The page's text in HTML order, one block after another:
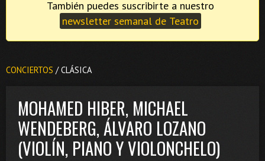
newsletter semanal de Teatro
CONCIERTOS / CLÁSICA
MOHAMED HIBER, MICHAEL
WENDEBERG, ÁLVARO LOZANO
(VIOLÍN, PIANO Y VIOLONCHELO)